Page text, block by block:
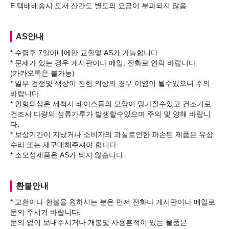
AS안내
* 수령후 7일이내에만 교환및 AS가 가능합니다.
* 문제가 있는 경우 게시판이나 메일, 전화로 연락 바랍니다.
(카카오톡은 불가능)
* 일부 검정및 색상이 진한 의상의 경우 이염이 될수있으니 주의
바랍니다.
* 인형의상은 세척시 레이스등의 모양이 망가질수있고 건조기로
건조시 다량의 섬류가루가 발생할수있으며 주의 및 양해 바랍니
다.
* 보상기간이 지났거나 소비자의 과실로인한 파손된 제품은 유상
수리 또는 재구매해주셔야 합니다.
환불안내
* 교환이나 환불을 원하시는 분은 먼저 전화나 게시판이나 메일로
문의 주시기 바랍니다.
문의 없이 보내주시거나 개봉및 사용흔적이 있는 물품은